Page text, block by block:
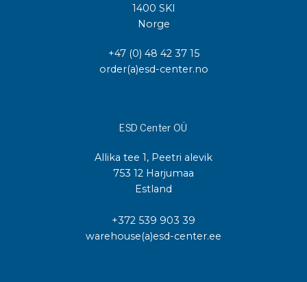
1400 SKI
Norge
+47 (0) 48 42 37 15
order(a)esd-center.no
ESD Center OÜ
Allika tee 1, Peetri alevik
753 12 Harjumaa
Estland
+372 539 903 39
warehouse(a)esd-center.ee